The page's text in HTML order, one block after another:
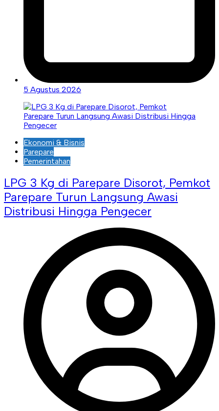
5 Agustus 2026
Ekonomi & Bisnis
Parepare
Pemerintahan
LPG 3 Kg di Parepare Disorot, Pemkot
Parepare Turun Langsung Awasi
Distribusi Hingga Pengecer